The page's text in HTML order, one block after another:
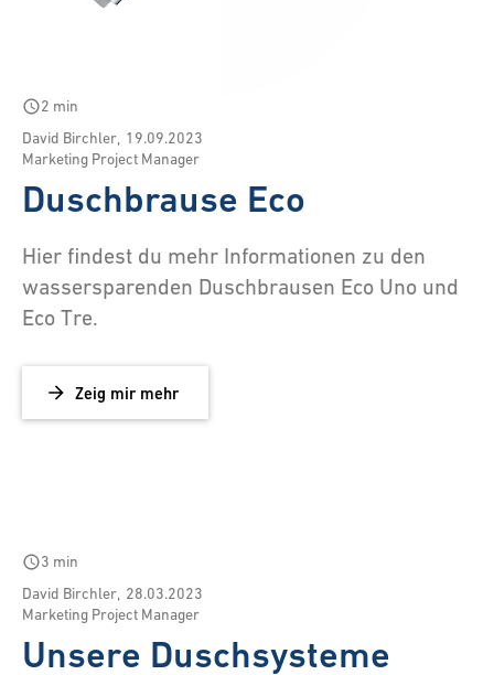
schedule2 min
David Birchler 19.09.2023
Marketing Project Manager
Duschbrause Eco
Hier findest du mehr Informationen zu den
wassersparenden Duschbrausen Eco Uno und
Eco Tre.
Zeig mir mehr
schedule3 min
David Birchler 28.03.2023
Marketing Project Manager
Unsere Duschsysteme